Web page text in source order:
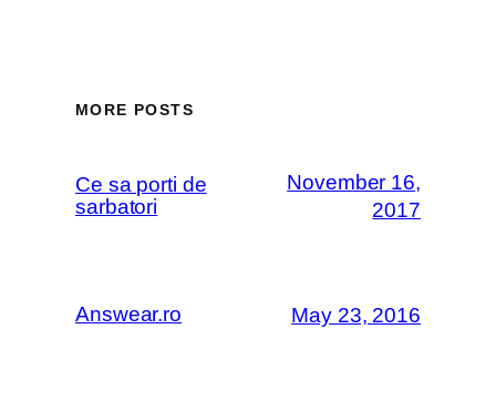
MORE POSTS
Ce sa porti de
sarbatori
November 16,
2017
Answear.ro May 23, 2016